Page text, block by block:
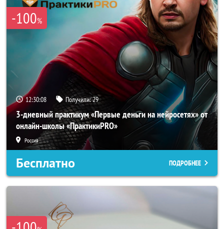
-100%
12:30:05 Получили:29
3-дневный практикум «Первые деньги на нейросетях» от
онлайн-школы «ПрактикиPRO»
Россия
Бесплатно ПОДРОБНЕЕ